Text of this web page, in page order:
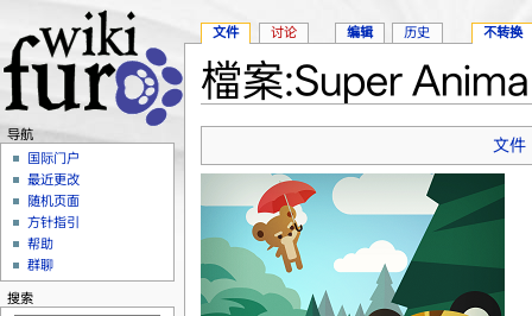
檔案:Super
文件
文件 讨论 编辑 历史 不转换
导航
国际门户
最近更改
随机页面
方针指引
帮助
群聊
搜索